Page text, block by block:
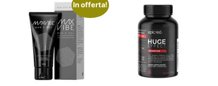
In offerta!